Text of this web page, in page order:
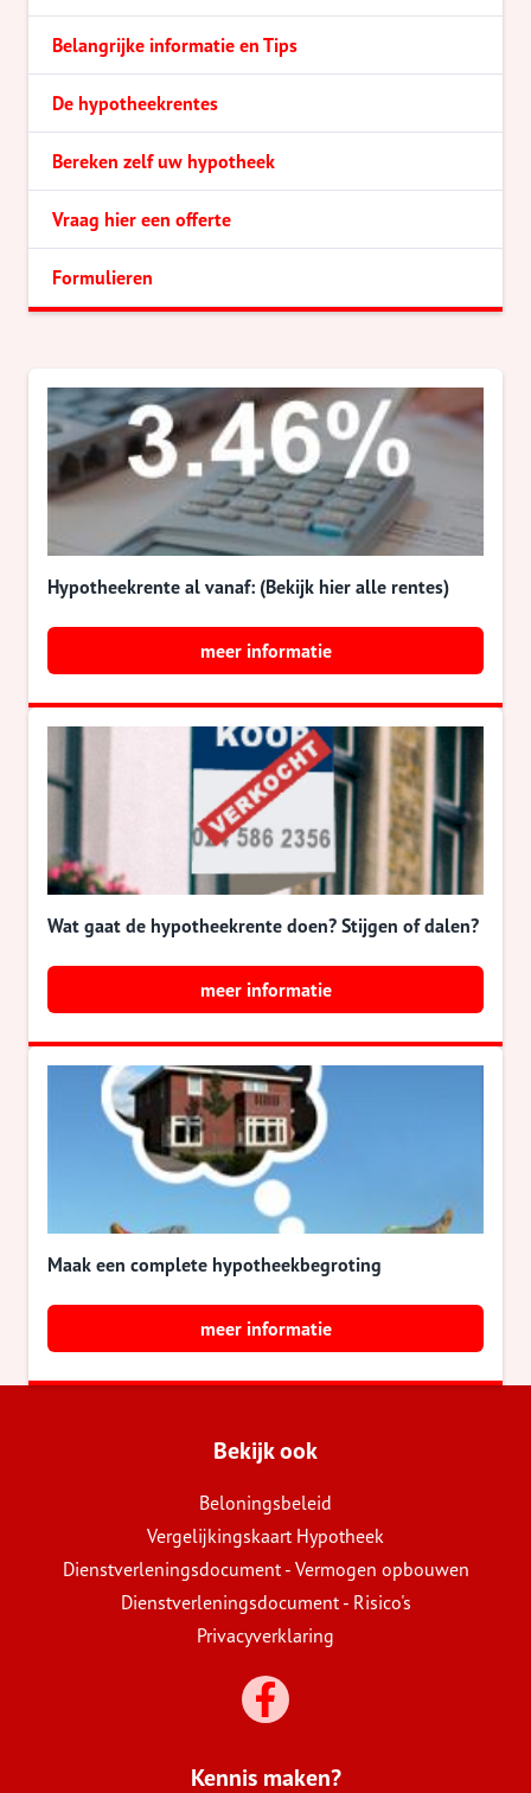
Belangrijke informatie en Tips
De hypotheekrentes
Bereken zelf uw hypotheek
Vraag hier een offerte
Formulieren
Hypotheekrente al vanaf: (Bekijk hier alle rentes)
meer informatie
Wat gaat de hypotheekrente doen? Stijgen of dalen?
meer informatie
Maak een complete hypotheekbegroting
meer informatie
Bekijk ook
Beloningsbeleid
Vergelijkingskaart Hypotheek
Dienstverleningsdocument - Vermogen opbouwen
Dienstverleningsdocument - Risico's
Privacyverklaring
Kennis maken?